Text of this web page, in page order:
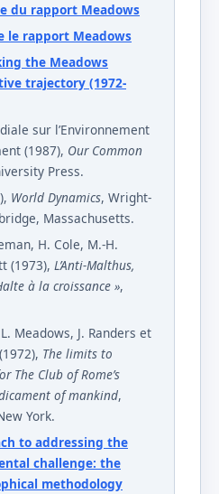
du rapport Meadows
le rapport Meadows
the Meadows
trajectory (1972-
sur l’Environnement
(1987), Our Common
Press.
World Dynamics, Wright-
Massachusetts.
H. Cole, M.-H.
(1973), L’Anti-Malthus,
à la croissance »,
Meadows, J. Randers et
The limits to
The Club of Rome’s
of mankind,
York.
to addressing the
challenge: the
methodology